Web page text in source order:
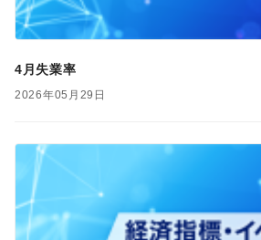
4月失業率
2026年05月29日